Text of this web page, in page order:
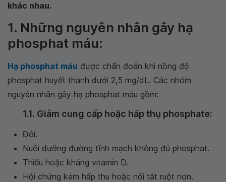
khác nhau.
1. Những nguyên nhân gây hạ
phosphat máu:
Hạ phosphat máu được chẩn đoán khi nồng độ
phosphat huyết thanh dưới 2,5 mg/dL. Các nhóm
nguyên nhân gây hạ phosphat máu gồm:
1.1. Giảm cung cấp hoặc hấp thụ phosphate:
Đói.
Nuôi dưỡng đường tĩnh mạch không đủ phosphat.
Thiếu hoặc kháng vitamin D.
Hội chứng kém hấp thu hoặc nối tắt ruột non.